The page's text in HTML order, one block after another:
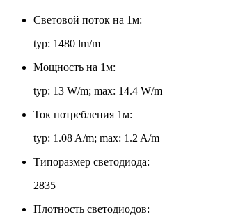
Световой поток на 1м:
typ: 1480 lm/m
Мощность на 1м:
typ: 13 W/m; max: 14.4 W/m
Ток потребления 1м:
typ: 1.08 A/m; max: 1.2 A/m
Типоразмер светодиода:
2835
Плотность светодиодов: